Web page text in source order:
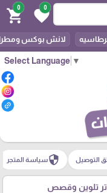
Select Language ▼
0
favorite
0
shopping_cart
لانش بوكس
التوصيل securityسياسة المتجر
تلوين وقصص